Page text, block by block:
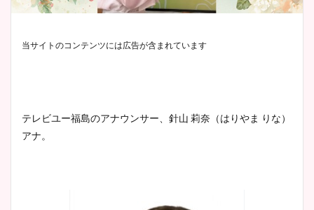
当サイトのコンテンツには広告が含まれています
テレビユー福島のアナウンサー、針山 莉奈（はりやま りな）
アナ。